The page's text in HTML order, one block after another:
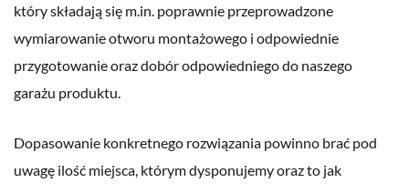
który składają się m.in. poprawnie przeprowadzone
wymiarowanie otworu montażowego i odpowiednie
przygotowanie oraz dobór odpowiedniego do naszego
garażu produktu.
Dopasowanie konkretnego rozwiązania powinno brać pod
uwagę ilość miejsca, którym dysponujemy oraz to jak